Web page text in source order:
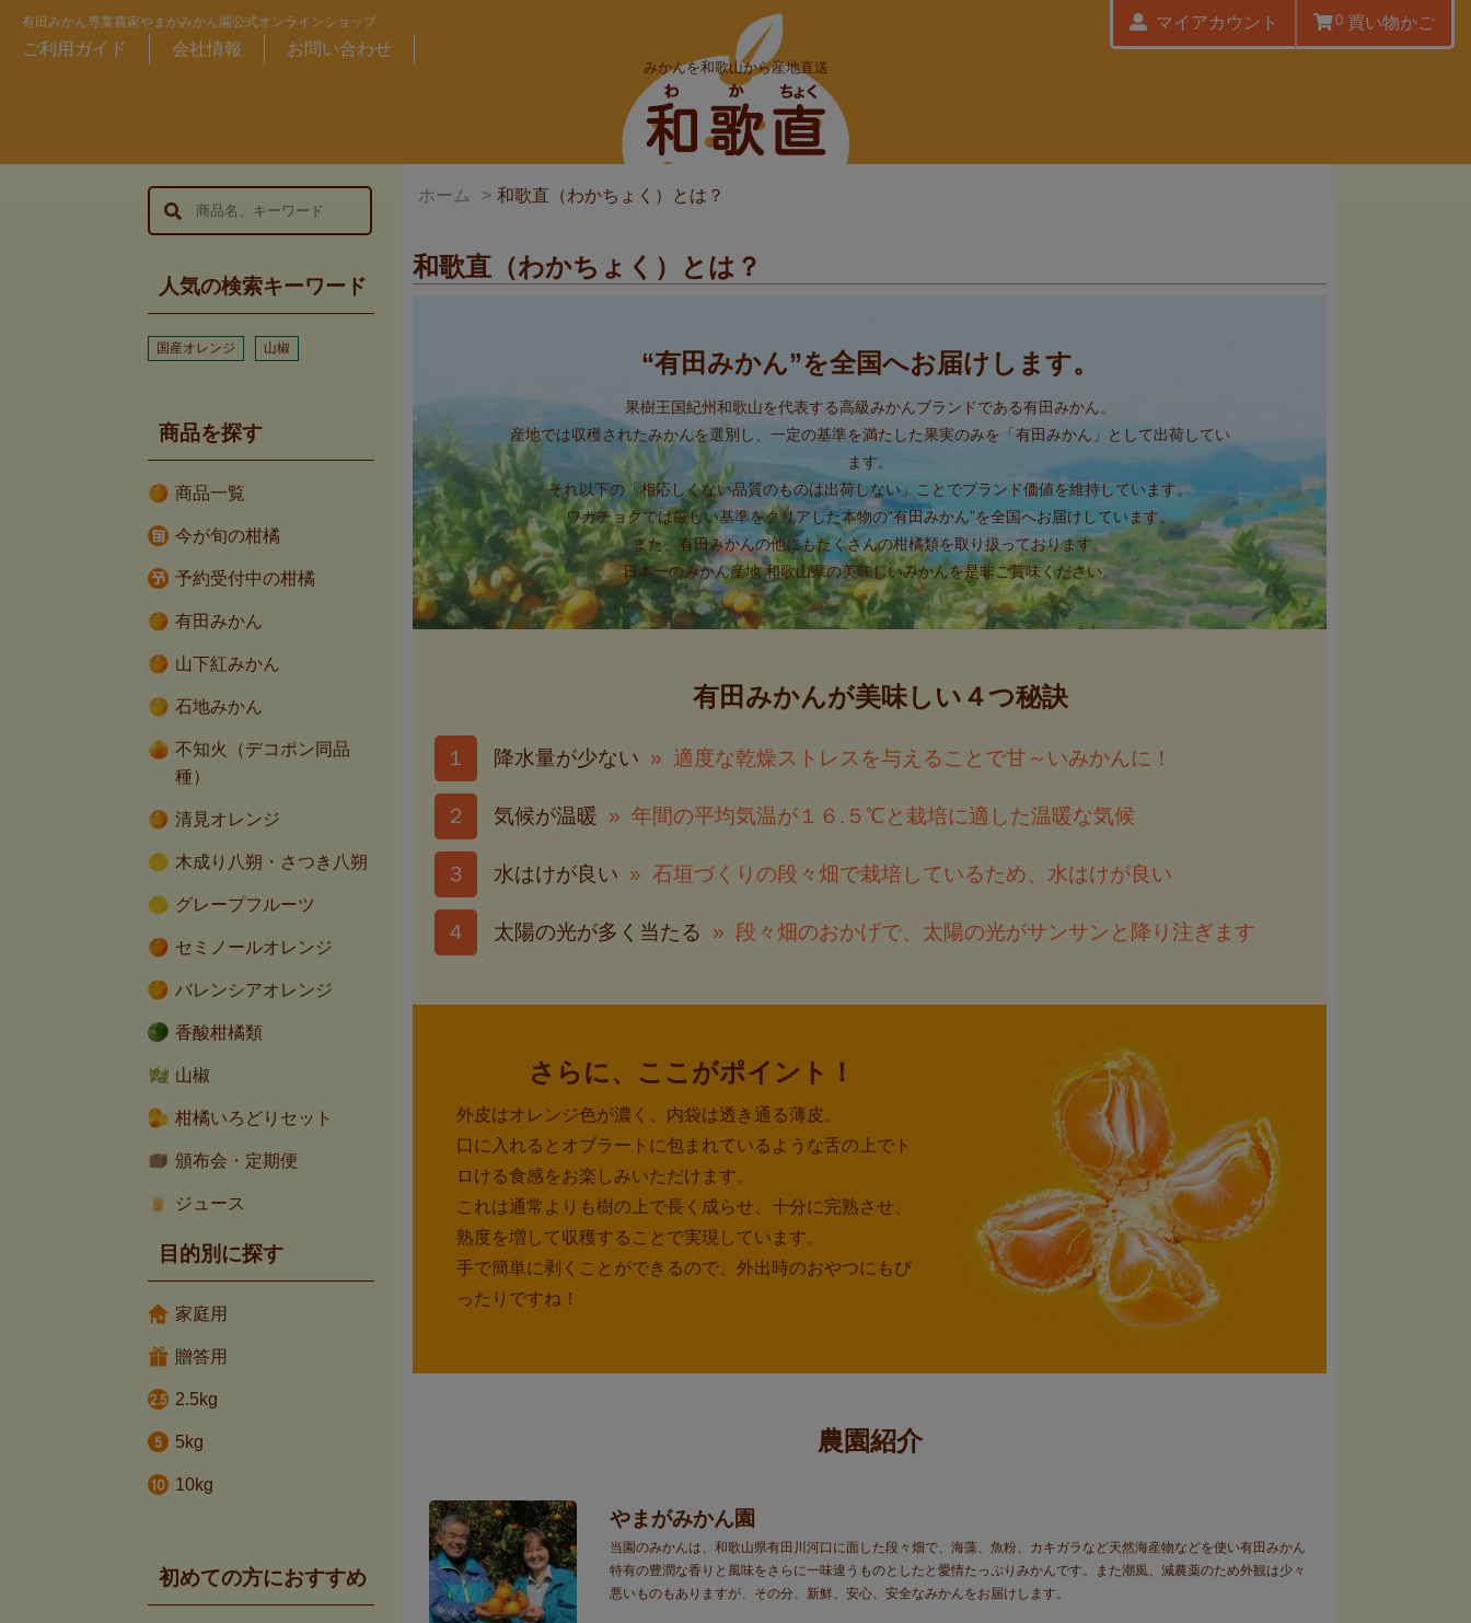
有田みかん専業農家やまがみかん園公式オンラインショップ
ご利用ガイド 会社情報 お問い合わせ
マイアカウント 0買い物かご
みかんを和歌山から産地直送
ホーム > 和歌直（わかちょく）とは？
和歌直（わかちょく）とは？
“有田みかん”を全国へお届けします。
果樹王国紀州和歌山を代表する高級みかんブランドである有田みかん。
産地では収穫されたみかんを選別し、一定の基準を満たした果実のみを「有田みかん」として出荷してい
ます。
それ以下の「相応しくない品質のものは出荷しない」ことでブランド価値を維持しています。
ワカチョクでは厳しい基準をクリアした本物の“有田みかん”を全国へお届けしています。
また、有田みかんの他にもたくさんの柑橘類を取り扱っております。
日本一のみかん産地 和歌山県の美味しいみかんを是非ご賞味ください。
有田みかんが美味しい４つ秘訣
１ 降水量が少ない 適度な乾燥ストレスを与えることで甘～いみかんに！
２ 気候が温暖 年間の平均気温が１６.５℃と栽培に適した温暖な気候
３ 水はけが良い 石垣づくりの段々畑で栽培しているため、水はけが良い
４ 太陽の光が多く当たる 段々畑のおかげで、太陽の光がサンサンと降り注ぎます
さらに、ここがポイント！
外皮はオレンジ色が濃く、内袋は透き通る薄皮。
口に入れるとオブラートに包まれているような舌の上でト
ロける食感をお楽しみいただけます。
これは通常よりも樹の上で長く成らせ、十分に完熟させ、
熟度を増して収穫することで実現しています。
手で簡単に剥くことができるので、外出時のおやつにもぴ
ったりですね！
農園紹介
やまがみかん園
当園のみかんは、和歌山県有田川河口に面した段々畑で、海藻、魚粉、カキガラなど天然海産物などを使い有田みかん
特有の豊潤な香りと風味をさらに一味違うものとしたと愛情たっぷりみかんです。また潮風、減農薬のため外観は少々
悪いものもありますが、その分、新鮮、安心、安全なみかんをお届けします。
人気の検索キーワード
国産オレンジ 山椒
商品を探す
商品一覧
今が旬の柑橘
予約受付中の柑橘
有田みかん
山下紅みかん
石地みかん
不知火（デコポン同品
種）
清見オレンジ
木成り八朔・さつき八朔
グレープフルーツ
セミノールオレンジ
バレンシアオレンジ
香酸柑橘類
山椒
柑橘いろどりセット
頒布会・定期便
ジュース
目的別に探す
家庭用
贈答用
2.5kg
5kg
10kg
初めての方におすすめ